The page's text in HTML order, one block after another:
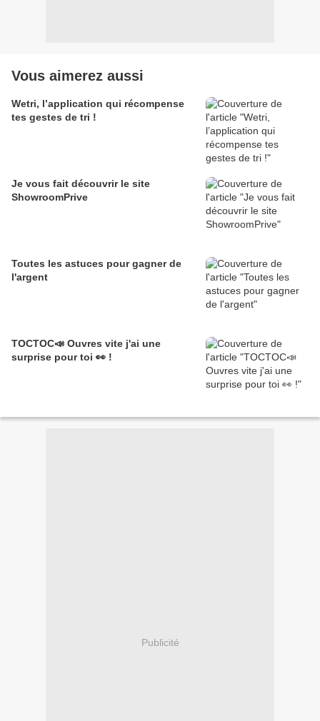
Vous aimerez aussi
Wetri, l’application qui récompense
tes gestes de tri !
Je vous fait découvrir le site
ShowroomPrive
Toutes les astuces pour gagner de
l'argent
TOCTOC📣 Ouvres vite j'ai une
surprise pour toi 👀 !
Publicité